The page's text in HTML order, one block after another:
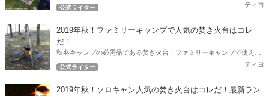
ーテーブルの沢山の選択肢が出てきました。 今回は2019年秋！キャン
公式ライター ティヨ
2019年秋！ファミリーキャンプで人気の焚き火台はコレ
だ！...
秋冬キャンプの必需品である焚き火台！ファミリーキャンプで使える
人気の焚き火台をアウトドアハック独自の調査で徹底リサーチ！2019
公式ライター ティヨ
2019年秋！ソロキャン人気の焚き火台はコレだ！最新ラン